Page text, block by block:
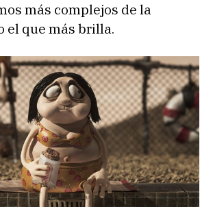
más complejos de la
el que más brilla.